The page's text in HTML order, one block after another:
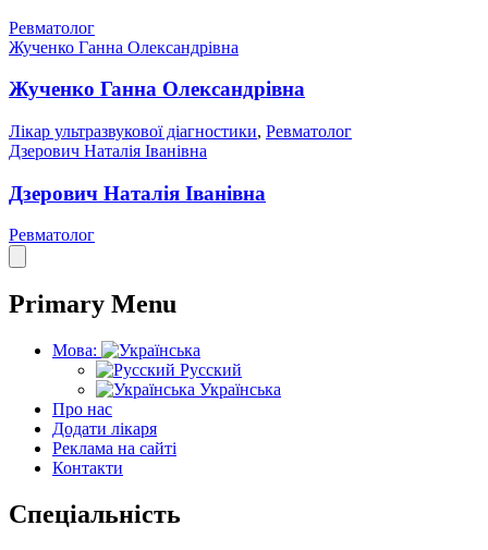
Ревматолог
Жученко Ганна Олександрівна
Жученко Ганна Олександрівна
Лікар ультразвукової діагностики, Ревматолог
Дзерович Наталія Іванівна
Дзерович Наталія Іванівна
Ревматолог
Primary Menu
Мова:
Русский
Українська
Про нас
Додати лікаря
Реклама на сайті
Контакти
Спеціальність